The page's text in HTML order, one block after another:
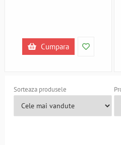
Cumpara
Sorteaza produsele